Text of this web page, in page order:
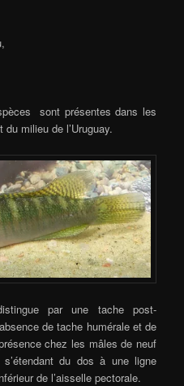
sont présentes dans les
milieu de l’Uruguay.
par une tache post-
de tache humérale et de
chez les mâles de neuf
du dos à une ligne
de l’aisselle pectorale.